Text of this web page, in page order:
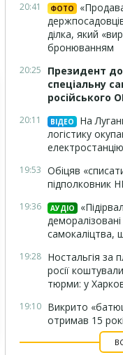
20:41 ФОТО
ділка, який
бронюванням
20:25
Президент
спеціальну
російського
20:11 ВІДЕО
На
логістику
19:53 Обіцяв
підполковник
19:36 АУДІО
самокаліцтва,
19:28 Ностальгія за
росії
тюрми: у
19:10 Викрито
отримав 15